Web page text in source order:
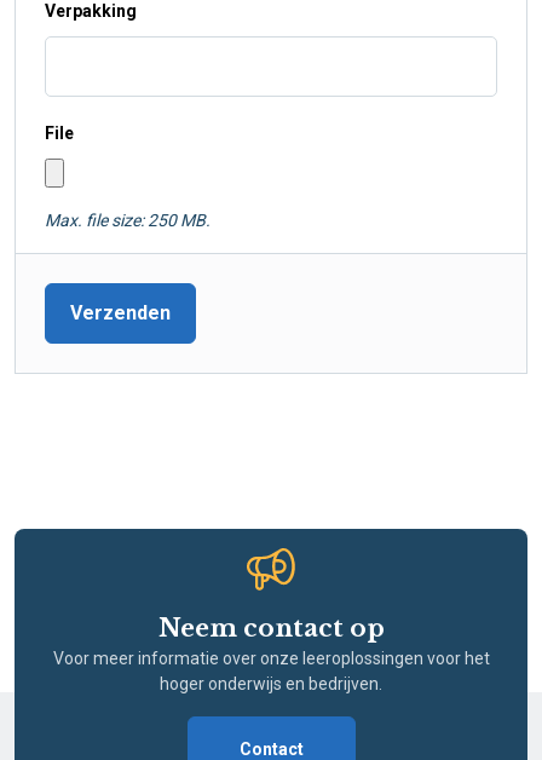
Verpakking
File
Max. file size: 250 MB.
Neem contact op
Voor meer informatie over onze leeroplossingen voor het
hoger onderwijs en bedrijven.
Contact